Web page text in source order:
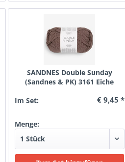
SANDNES Double Sunday
(Sandnes & PK) 3161 Eiche
Im Set:
€ 9,45 *
Menge: